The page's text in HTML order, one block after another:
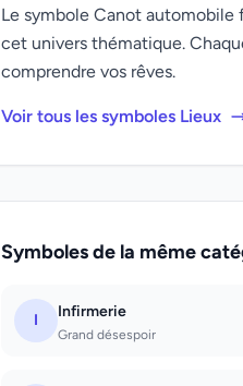
Le symbole Canot
cet univers thématique.
comprendre vos rêves.
Voir tous les symboles Lieux
Symboles de la même
I Infirmerie
Grand désespoir